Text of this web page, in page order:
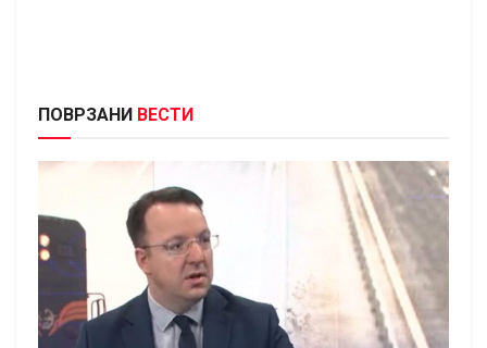
ПОВРЗАНИ ВЕСТИ